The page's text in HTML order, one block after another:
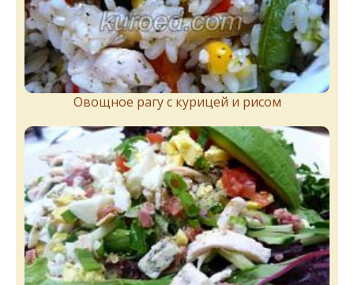
Овощное рагу с курицей и рисом